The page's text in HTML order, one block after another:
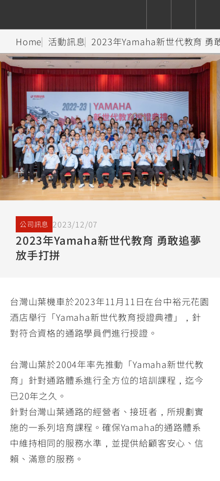
依風格 依排氣量
Super
Sport
Hyper
Naked
Sport
Heritage
YZF-R9
550+
YZF-R7
550+
YZF-R3
251~549
MT-
09
Y-
AMT
550+
MT-
09
550+
07
Y-
550+
MT-
03
251~549
MT-
15
150
XSR
700
550+
XSR
155
依風格 依排氣量
Premium FashionAdventureFamily
TMAX
550+
XMAX
251~549
NMAX
150
CYGNUS
XR
150
CYGNUS
X
RS NEO
125
Limi
125
Vinoora
125
BW'S
125
PW50
50
AXIS
Z /
Zii
125
JOG
CUXiE
2.5 kw
追蹤愛車
我的愛車 瀏覽紀錄
Home 活動訊息 2023年Yamaha新世代教育 勇
公司訊息 2023/12/07
2023年Yamaha新世代教育 勇敢追夢
放手打拼
台灣山葉機車於2023年11月11日在台中裕元花園
酒店舉行「Yamaha新世代教育授證典禮」，針
對符合資格的通路學員們進行授證。
台灣山葉於2004年率先推動「Yamaha新世代教
育」針對通路體系進行全方位的培訓課程，迄今
已20年之久。
針對台灣山葉通路的經營者、接班者，所規劃實
施的一系列培育課程。確保Yamaha的通路體系
中維持相同的服務水準，並提供給顧客安心、信
賴、滿意的服務。